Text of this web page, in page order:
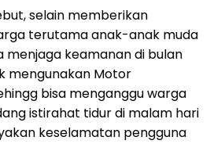
selain memberikan
terutama anak-anak muda
keamanan di bulan
mengunakan Motor
bisa menganggu warga
istirahat tidur di malam hari
keselamatan pengguna